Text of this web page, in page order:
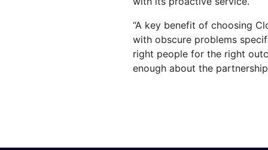
“A key benefit of choosing
with obscure problems
right people for the right
enough about the